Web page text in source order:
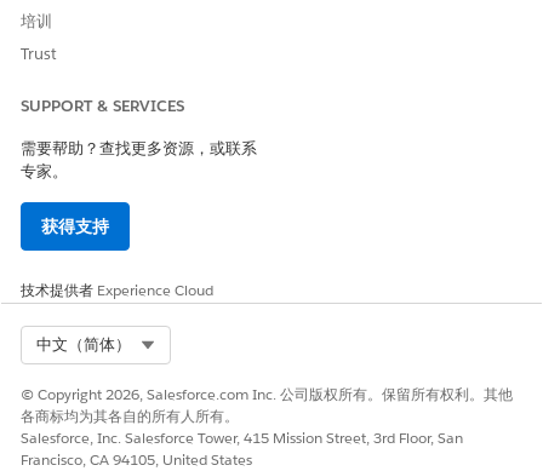
培训
Trust
SUPPORT & SERVICES
需要帮助？查找更多资源，或联系
专家。
获得支持
技术提供者 Experience Cloud
中文（简体）
© Copyright 2026, Salesforce.com Inc. 公司版权所有。保留所有权利。其他
各商标均为其各自的所有人所有。
Salesforce, Inc. Salesforce Tower, 415 Mission Street, 3rd Floor, San
Francisco, CA 94105, United States